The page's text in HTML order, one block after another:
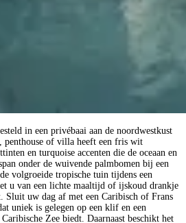
in een privébaai aan de noordwestkust
penthouse of villa heeft een fris wit
en turquoise accenten die de oceaan en
onder de wuivende palmbomen bij een
volgroeide tropische tuin tijdens een
u van een lichte maaltijd of ijskoud drankje
Sluit uw dag af met een Caribisch of Frans
uniek is gelegen op een klif en een
Zee biedt. Daarnaast beschikt het